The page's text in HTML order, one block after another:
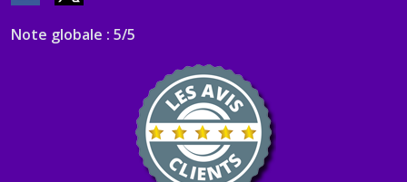
Note globale : 5/5